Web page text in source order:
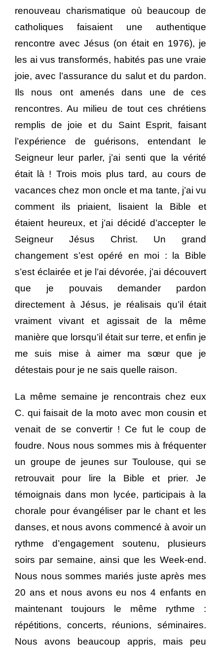
renouveau charismatique où beaucoup de
catholiques faisaient une authentique
rencontre avec Jésus (on était en 1976), je
les ai vus transformés, habités pas une vraie
joie, avec l’assurance du salut et du pardon.
Ils nous ont amenés dans une de ces
rencontres. Au milieu de tout ces chrétiens
remplis de joie et du Saint Esprit, faisant
l’expérience de guérisons, entendant le
Seigneur leur parler, j’ai senti que la vérité
était là ! Trois mois plus tard, au cours de
vacances chez mon oncle et ma tante, j’ai vu
comment ils priaient, lisaient la Bible et
étaient heureux, et j’ai décidé d’accepter le
Seigneur Jésus Christ. Un grand
changement s’est opéré en moi : la Bible
s’est éclairée et je l’ai dévorée, j’ai découvert
que je pouvais demander pardon
directement à Jésus, je réalisais qu’il était
vraiment vivant et agissait de la même
manière que lorsqu’il était sur terre, et enfin je
me suis mise à aimer ma sœur que je
détestais pour je ne sais quelle raison.
La même semaine je rencontrais chez eux
C. qui faisait de la moto avec mon cousin et
venait de se convertir ! Ce fut le coup de
foudre. Nous nous sommes mis à fréquenter
un groupe de jeunes sur Toulouse, qui se
retrouvait pour lire la Bible et prier. Je
témoignais dans mon lycée, participais à la
chorale pour évangéliser par le chant et les
danses, et nous avons commencé à avoir un
rythme d’engagement soutenu, plusieurs
soirs par semaine, ainsi que les Week-end.
Nous nous sommes mariés juste après mes
20 ans et nous avons eu nos 4 enfants en
maintenant toujours le même rythme :
répétitions, concerts, réunions, séminaires.
Nous avons beaucoup appris, mais peu